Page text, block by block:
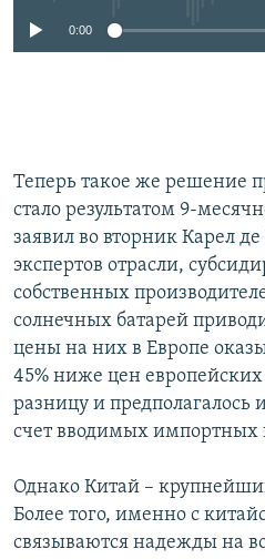
0:00
Теперь такое же решение
стало результатом 9-
заявил во вторник Карел
экспертов отрасли,
собственных
солнечных батарей
цены на них в Европе
45% ниже цен
разницу и предполагалось
счет вводимых
Однако Китай –
Более того, именно с
связываются надежды на